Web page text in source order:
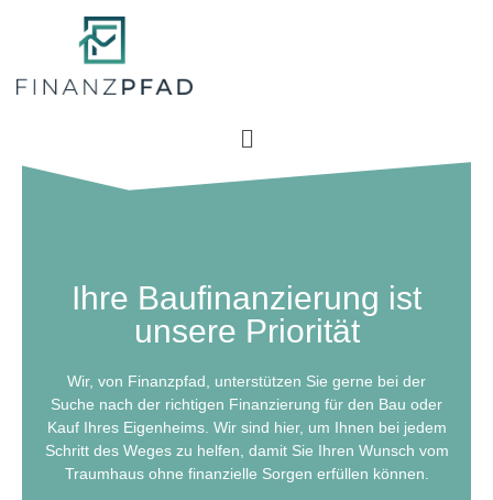
Ihre Baufinanzierung ist
unsere Priorität
Wir, von Finanzpfad, unterstützen Sie gerne bei der
Suche nach der richtigen Finanzierung für den Bau oder
Kauf Ihres Eigenheims. Wir sind hier, um Ihnen bei jedem
Schritt des Weges zu helfen, damit Sie Ihren Wunsch vom
Traumhaus ohne finanzielle Sorgen erfüllen können.